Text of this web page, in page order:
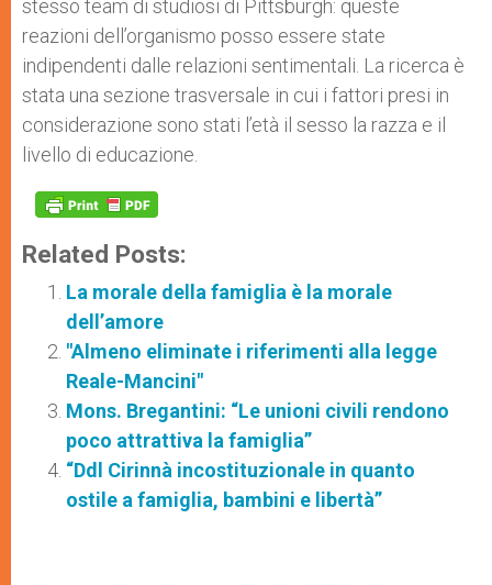
stesso team di studiosi di Pittsburgh: queste
reazioni dell’organismo posso essere state
indipendenti dalle relazioni sentimentali. La ricerca è
stata una sezione trasversale in cui i fattori presi in
considerazione sono stati l’età il sesso la razza e il
livello di educazione.
Related Posts:
La morale della famiglia è la morale
dell’amore
"Almeno eliminate i riferimenti alla legge
Reale-Mancini"
Mons. Bregantini: “Le unioni civili rendono
poco attrattiva la famiglia”
“Ddl Cirinnà incostituzionale in quanto
ostile a famiglia, bambini e libertà”